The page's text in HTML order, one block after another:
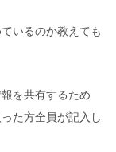
いるのか教えても
を共有するため
た方全員が記入し